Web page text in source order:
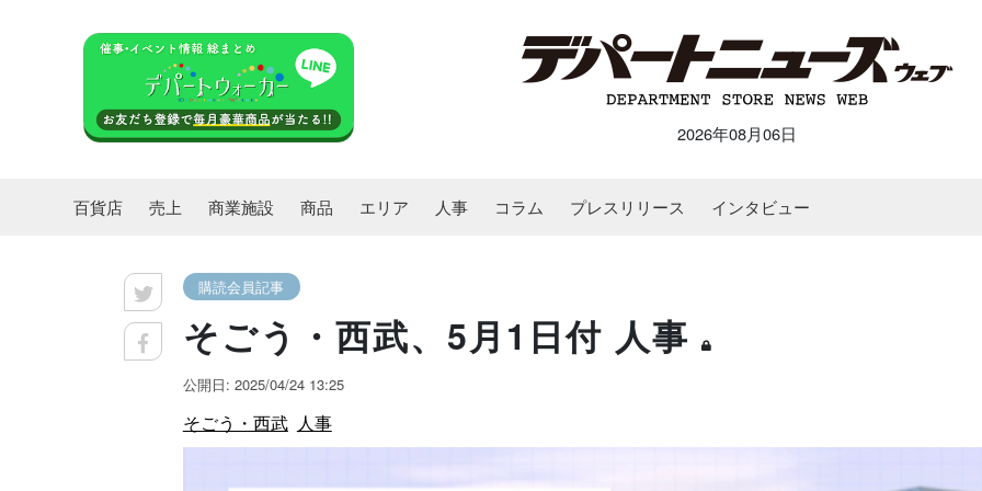
2026年08月06日
百貨店 売上 商業施設 商品 エリア 人事 コラム プレスリリース インタビュー
購読会員記事
そごう・西武、5月1日付 人事
公開日: 2025/04/24 13:25
そごう・西武 人事